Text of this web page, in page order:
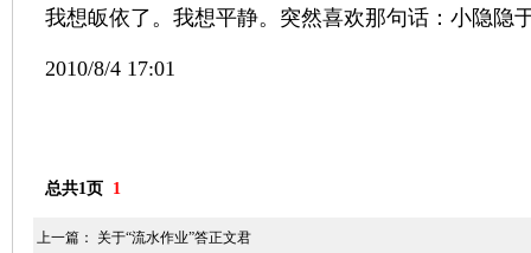
我想皈依了。我想平静。突然喜欢那句话：小隐隐
2010/8/4 17:01
总共1页 1
上一篇： 关于“流水作业”答正文君